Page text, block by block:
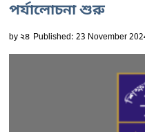
পর্যালোচনা শুরু
by২৪ Published: 23 November